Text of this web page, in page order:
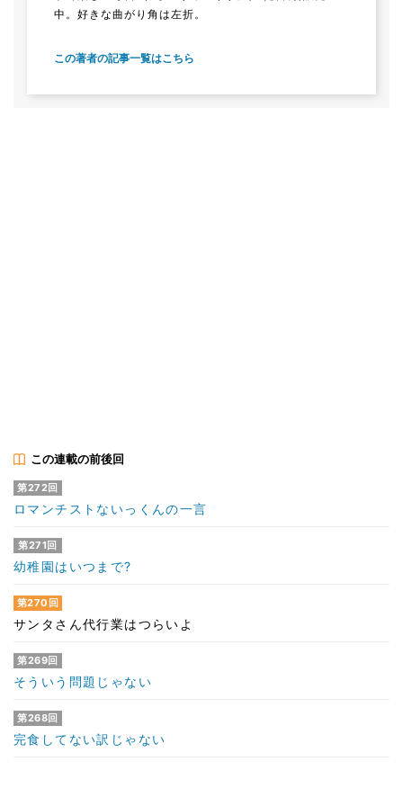
中。好きな曲がり角は左折。
この著者の記事一覧はこちら
この連載の前後回
第272回
ロマンチストないっくんの一言
第271回
幼稚園はいつまで?
第270回
サンタさん代行業はつらいよ
第269回
そういう問題じゃない
第268回
完食してない訳じゃない